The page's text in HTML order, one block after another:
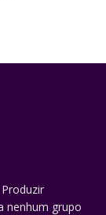
nenhum grupo